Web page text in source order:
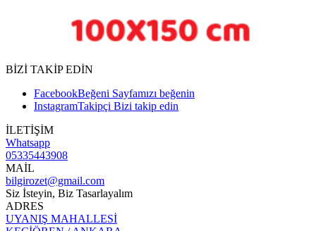
BİZİ TAKİP EDİN
FacebookBeğeni Sayfamızı beğenin
InstagramTakipçi Bizi takip edin
İLETİŞİM
Whatsapp
05335443908
MAİL
bilgirozet@gmail.com
Siz İsteyin, Biz Tasarlayalım
ADRES
UYANIŞ MAHALLESİ